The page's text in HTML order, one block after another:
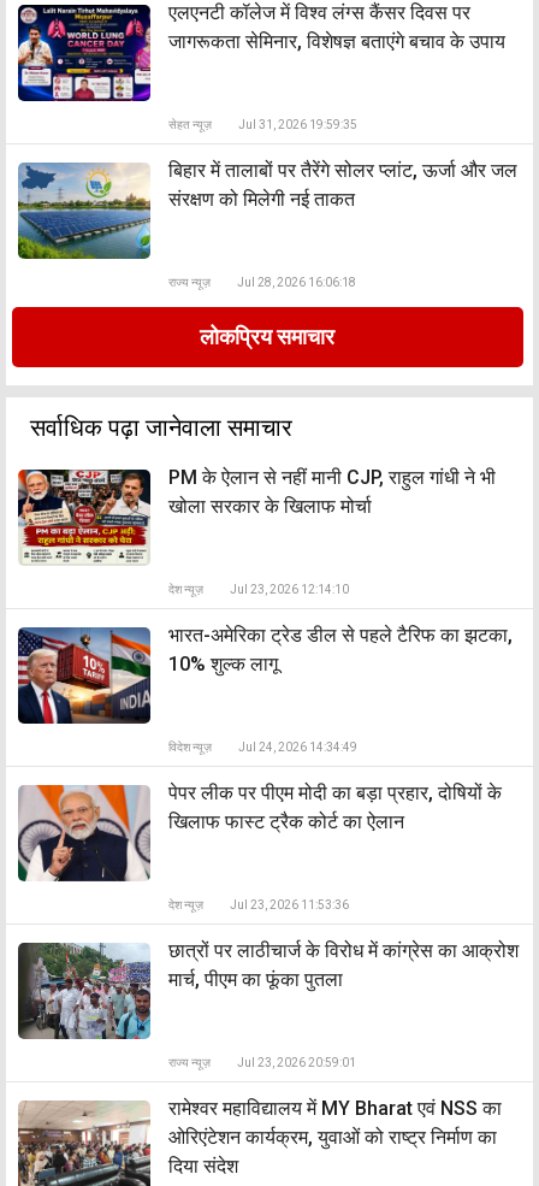
एलएनटी कॉलेज में विश्व लंग्स कैंसर दिवस पर
जागरूकता सेमिनार, विशेषज्ञ बताएंगे बचाव के उपाय
सेहत न्यूज़ Jul 31, 2026 19:59:35
बिहार में तालाबों पर तैरेंगे सोलर प्लांट, ऊर्जा और जल
संरक्षण को मिलेगी नई ताकत
राज्य न्यूज़ Jul 28, 2026 16:06:18
लोकप्रिय समाचार
सर्वाधिक पढ़ा जानेवाला समाचार
PM के ऐलान से नहीं मानी CJP, राहुल गांधी ने भी
खोला सरकार के खिलाफ मोर्चा
देश न्यूज़ Jul 23, 2026 12:14:10
भारत-अमेरिका ट्रेड डील से पहले टैरिफ का झटका,
10% शुल्क लागू
विदेश न्यूज़ Jul 24, 2026 14:34:49
पेपर लीक पर पीएम मोदी का बड़ा प्रहार, दोषियों के
खिलाफ फास्ट ट्रैक कोर्ट का ऐलान
देश न्यूज़ Jul 23, 2026 11:53:36
छात्रों पर लाठीचार्ज के विरोध में कांग्रेस का आक्रोश
मार्च, पीएम का फूंका पुतला
राज्य न्यूज़ Jul 23, 2026 20:59:01
रामेश्वर महाविद्यालय में MY Bharat एवं NSS का
ओरिएंटेशन कार्यक्रम, युवाओं को राष्ट्र निर्माण का
दिया संदेश